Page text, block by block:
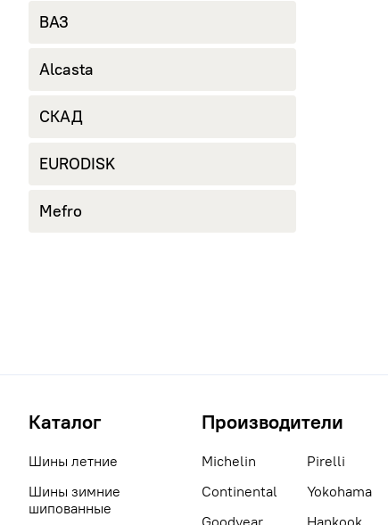
ВАЗ
Alcasta
СКАД
EURODISK
Mefro
Каталог
Шины летние
Шины зимние
шипованные
Производители
Michelin
Continental
Pirelli
Yokohama